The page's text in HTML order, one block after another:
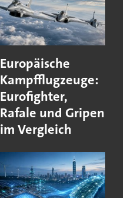
Europäische
Kampfflugzeuge:
Eurofighter,
Rafale und Gripen
im Vergleich